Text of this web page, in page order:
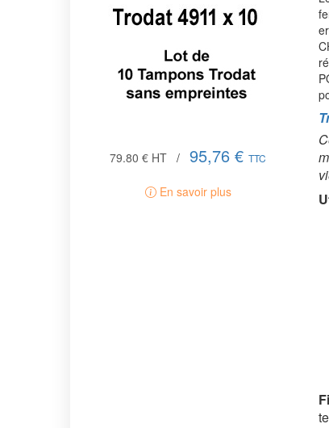
79.80 € HT /95,76 €TTC
En savoir plus